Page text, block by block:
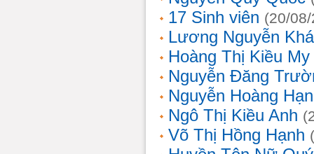
17 Sinh viên (20/
Lương Nguyễn
Hoàng Thị Kiều My
Nguyễn Đăng
Nguyễn Hoàng
Ngô Thị Kiều Anh
Võ Thị Hồng Hạnh